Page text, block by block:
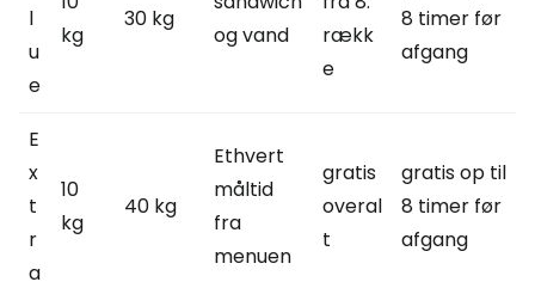
l
u
e
kg
30 kg
og vand
rækk
e
8 timer før
afgang
E
x
t
r
a
10
kg
40 kg
Ethvert
måltid
fra
menuen
gratis
overal
t
gratis op til
8 timer før
afgang